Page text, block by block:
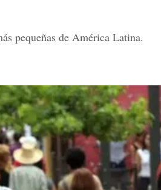
pequeñas de América Latina.